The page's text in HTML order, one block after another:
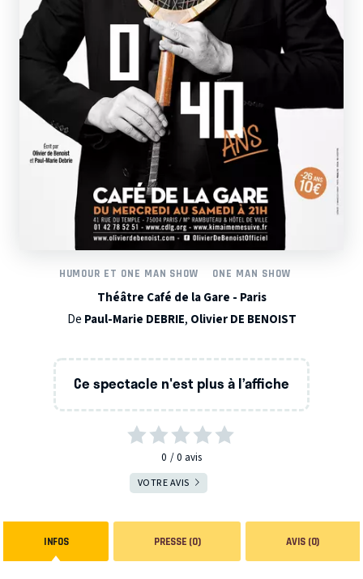
HUMOUR ET ONE MAN SHOW ONE MAN SHOW
Théâtre Café de la Gare - Paris
De Paul-Marie DEBRIE, Olivier DE BENOIST
Ce spectacle n'est plus à l’affiche
0 0 avis
VOTRE AVIS
INFOS PRESSE (0) AVIS (0)